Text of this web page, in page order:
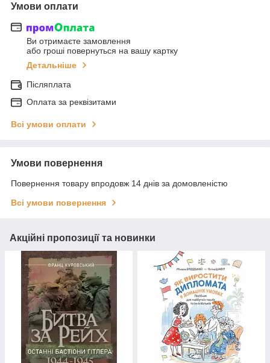
Умови оплати
Ви отримаєте замовлення
або гроші повернуться на вашу картку
Детальніше
Післяплата
Оплата за реквізитами
Всі умови оплати
Умови повернення
Повернення товару впродовж 14 днів за домовленістю
Всі умови повернення
Акційні пропозиції та новинки